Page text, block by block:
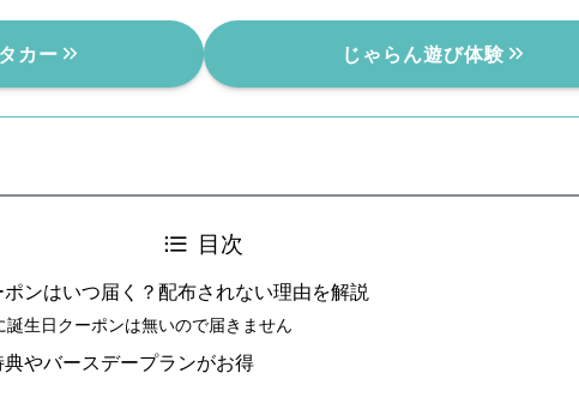
カー じゃらん遊び体験
目次
ンはいつ届く？配布されない理由を解説
誕生日クーポンは無いので届きません
やバースデープランがお得